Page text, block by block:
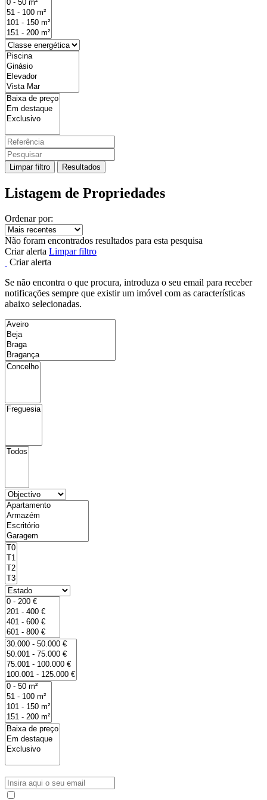
Limpar filtro Resultados
Listagem de Propriedades
Ordenar por:
Não foram encontrados resultados para esta pesquisa
Criar alerta Limpar filtro
Criar alerta
Se não encontra o que procura, introduza o seu email para receber
notificações sempre que existir um imóvel com as características
abaixo selecionadas.